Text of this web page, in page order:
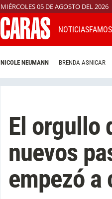
MIÉRCOLES 05 DE AGOSTO DEL 2026
NOTICIAS
NICOLE NEUMANN BRENDA ASNICAR
El orgullo
nuevos
empezó a